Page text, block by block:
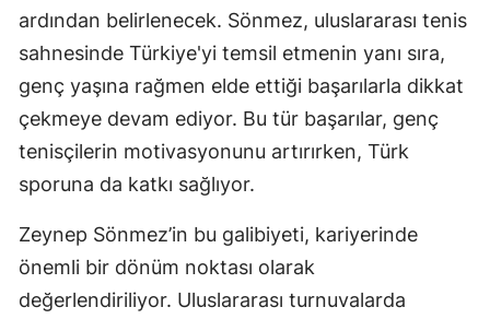
ardından belirlenecek. Sönmez, uluslararası tenis
sahnesinde Türkiye'yi temsil etmenin yanı sıra,
genç yaşına rağmen elde ettiği başarılarla dikkat
çekmeye devam ediyor. Bu tür başarılar, genç
tenisçilerin motivasyonunu artırırken, Türk
sporuna da katkı sağlıyor.
Zeynep Sönmez’in bu galibiyeti, kariyerinde
önemli bir dönüm noktası olarak
değerlendiriliyor. Uluslararası turnuvalarda